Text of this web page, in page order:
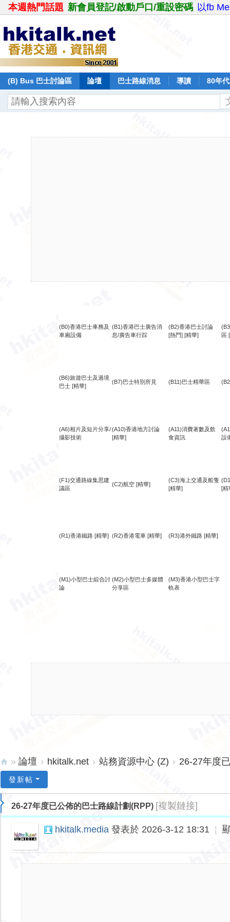
本週熱門話題 新會員登記/啟動戶口/重設密碼 以fb
(B) Bus 巴士討論區 論壇 巴士路線消息 導讀 80年
(B0)香港巴士車務及
車廂設備
(B1)香港巴士廣告消
息/廣告車行踪
(B2)香港巴士討論
[熱門] [精華]
區
(B6)旅遊巴士及過境
巴士 [精華]
(B7)巴士特別所見 (B11)巴士精華區
(A6)相片及短片分享/
攝影技術
(A10)香港地方討論
[精華]
(A11)消費著數及飲
食資訊
設
(F1)交通路線集思建
議區
(C2)航空 [精華]
(C3)海上交通及船隻
[精華]
[精
(R1)香港鐵路 [精華] (R2)香港電車 [精華] (R3)港外鐵路 [精華]
(M1)小型巴士綜合討
論
(M2)小型巴士多媒體
分享區
(M3)香港小型巴士字
軌表
lk.
» 論壇 › hkitalk.net › 站務資源中心 (Z) › 26-27年度
發新帖
26-27年度已公佈的巴士路線計劃(RPP) [複製鏈接]
hkitalk.media 發表於 2026-3-12 18:31